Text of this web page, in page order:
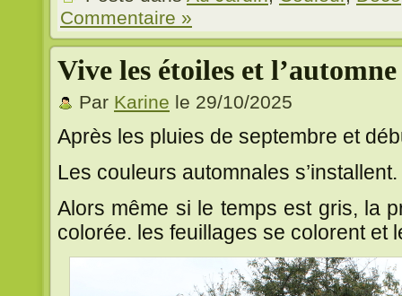
Commentaire »
Vive les étoiles et l’automne
Par Karine le 29/10/2025
Après les pluies de septembre et
Les couleurs automnales s’installent.
Alors même si le temps est gris, la
colorée. les feuillages se colorent et